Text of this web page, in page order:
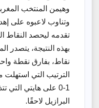
وهيمن المنتخب
‌وتناوب لاعبوه على
⁠تقدمه ⁠ليحصد النقاط
بهذه النتيجة، يتصدر
نقاط، بفارق نقطة
الترتيب التي استهلت
1-0 على هايتي
البرازيل لاحقًا.